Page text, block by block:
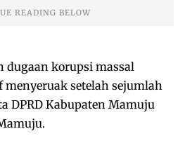
dugaan korupsi massal
setelah sejumlah
DPRD Kabupaten Mamuju